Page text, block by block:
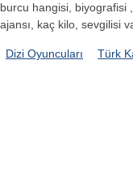
burcu hangisi, biyografisi
ajansı, kaç kilo, sevgilisi
Dizi Oyuncuları Türk